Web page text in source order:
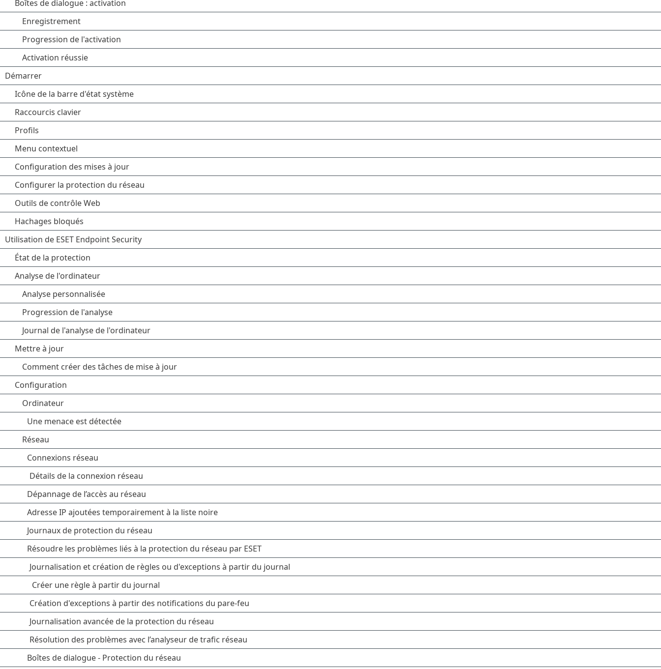
Boîtes de dialogue : activation
Enregistrement
Progression de l'activation
Activation réussie
Démarrer
Icône de la barre d'état système
Raccourcis clavier
Profils
Menu contextuel
Configuration des mises à jour
Configurer la protection du réseau
Outils de contrôle Web
Hachages bloqués
Utilisation de ESET Endpoint Security
État de la protection
Analyse de l'ordinateur
Analyse personnalisée
Progression de l'analyse
Journal de l'analyse de l'ordinateur
Mettre à jour
Comment créer des tâches de mise à jour
Configuration
Ordinateur
Une menace est détectée
Réseau
Connexions réseau
Détails de la connexion réseau
Dépannage de l’accès au réseau
Adresse IP ajoutées temporairement à la liste noire
Journaux de protection du réseau
Résoudre les problèmes liés à la protection du réseau par ESET
Journalisation et création de règles ou d'exceptions à partir du journal
Créer une règle à partir du journal
Création d'exceptions à partir des notifications du pare-feu
Journalisation avancée de la protection du réseau
Résolution des problèmes avec l’analyseur de trafic réseau
Boîtes de dialogue - Protection du réseau